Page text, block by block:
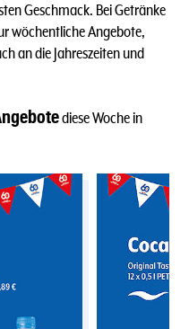
Geschmack. Bei Getränke
wöchentliche Angebote,
an die Jahreszeiten und
diese Woche in